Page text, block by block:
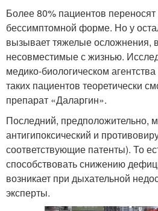
Более 80% пациентов переносят
бессимптомной форме. Но у
вызывает тяжелые осложнения,
несовместимые с жизнью.
медико-биологическом
таких пациентов теоретически
препарат «Даларгин».
Последний, предположительно,
антигипоксический и
соответствующие патенты). То
способствовать снижению
возникает при дыхательной
эксперты.